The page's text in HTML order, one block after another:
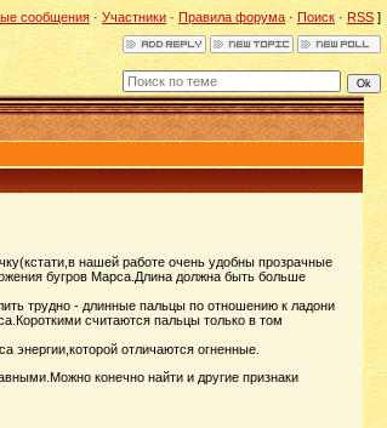
сообщения · Участники·Правила форума·Поиск · RSS ]
нашей работе очень удобны прозрачные
бугров Марса.Длина должна быть больше
трудно - длинные пальцы по отношению к ладони
считаются пальцы только в том
энергии,которой отличаются огненные.
конечно найти и другие признаки